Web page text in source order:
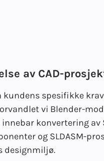
av CAD-
kundens spesifikke
vi Blender-
konvertering av
og SLDASM-
designmiljø.